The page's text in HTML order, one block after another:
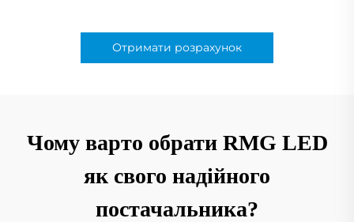
Отримати розрахунок
Чому варто обрати RMG LED
як свого надійного
постачальника?